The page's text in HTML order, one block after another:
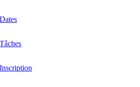
Dates
Tâches
Inscription